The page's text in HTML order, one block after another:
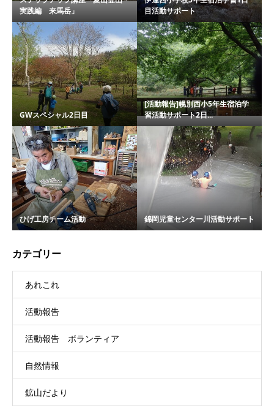
実践編 来馬岳」
目活動サポート
GWスペシャル2日目
[活動報告]幌別西小5年生宿泊学
習活動サポート2日...
ひげ工房チーム活動 錦岡児童センター川活動サポート
カテゴリー
あれこれ
活動報告
活動報告 ボランティア
自然情報
鉱山だより